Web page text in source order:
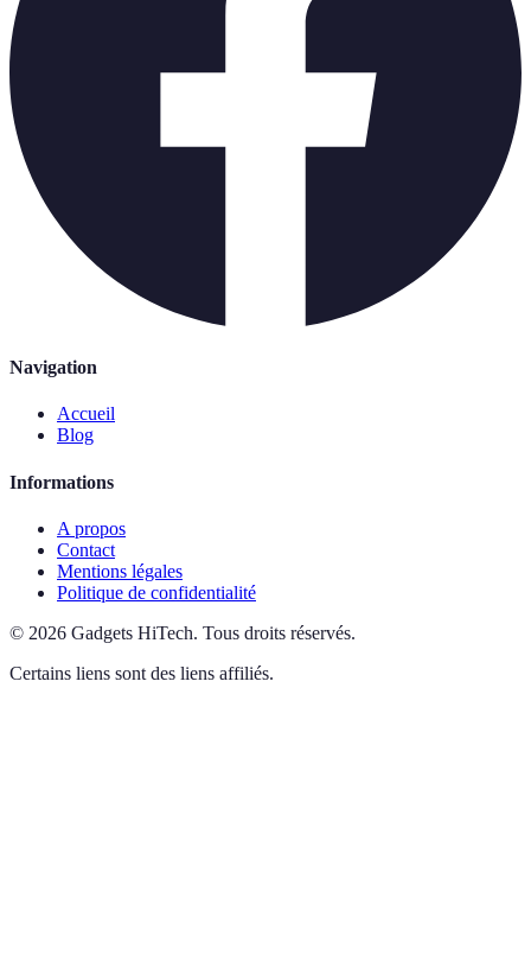
Navigation
Accueil
Blog
Informations
A propos
Contact
Mentions légales
Politique de confidentialité
© 2026 Gadgets HiTech. Tous droits réservés.
Certains liens sont des liens affiliés.